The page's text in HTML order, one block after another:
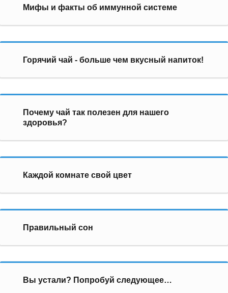
Мифы и факты об иммунной системе
Горячий чай - больше чем вкусный напиток!
Почему чай так полезен для нашего
здоровья?
Каждой комнате свой цвет
Правильный сон
Вы устали? Попробуй следующее…